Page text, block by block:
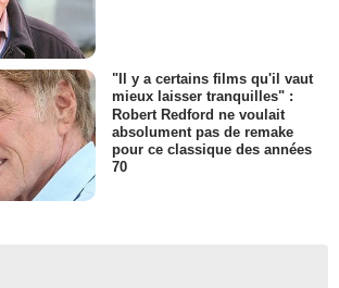
"Il y a certains films qu'il vaut
mieux laisser tranquilles" :
Robert Redford ne voulait
absolument pas de remake
pour ce classique des années
70